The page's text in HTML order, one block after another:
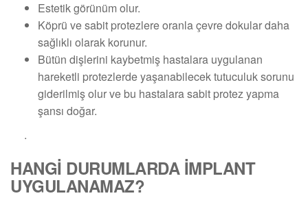
Estetik görünüm olur.
Köprü ve sabit protezlere oranla çevre dokular daha
sağlıklı olarak korunur.
Bütün dişlerini kaybetmiş hastalara uygulanan
hareketli protezlerde yaşanabilecek tutuculuk sorunu
giderilmiş olur ve bu hastalara sabit protez yapma
şansı doğar.
.
HANGİ DURUMLARDA İMPLANT
UYGULANAMAZ?